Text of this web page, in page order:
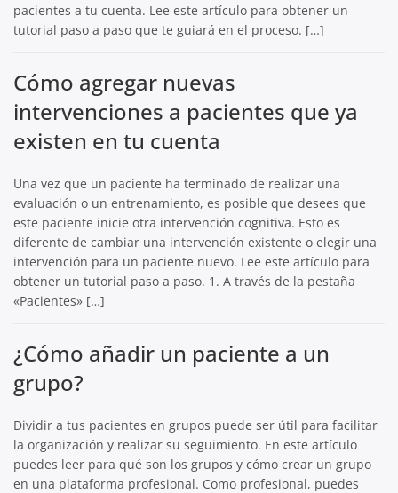
pacientes a tu cuenta. Lee este artículo para obtener un
tutorial paso a paso que te guiará en el proceso. […]
Cómo agregar nuevas
intervenciones a pacientes que ya
existen en tu cuenta
Una vez que un paciente ha terminado de realizar una
evaluación o un entrenamiento, es posible que desees que
este paciente inicie otra intervención cognitiva. Esto es
diferente de cambiar una intervención existente o elegir una
intervención para un paciente nuevo. Lee este artículo para
obtener un tutorial paso a paso. 1. A través de la pestaña
«Pacientes» […]
¿Cómo añadir un paciente a un
grupo?
Dividir a tus pacientes en grupos puede ser útil para facilitar
la organización y realizar su seguimiento. En este artículo
puedes leer para qué son los grupos y cómo crear un grupo
en una plataforma profesional. Como profesional, puedes